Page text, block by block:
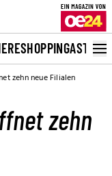
SHOPPINGASTRO
zehn neue Filialen
zehn